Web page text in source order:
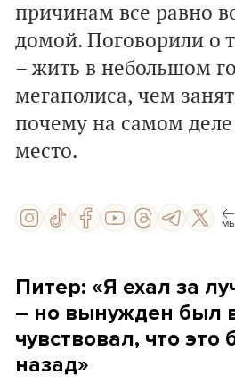
причинам все равно
домой. Поговорили о
– жить в небольшом
мегаполиса, чем
почему на самом деле
место.
Питер: «Я ехал за
– но вынужден был
чувствовал, что
назад»